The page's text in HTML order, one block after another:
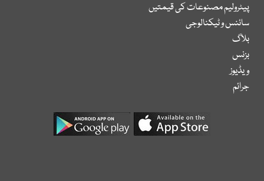
پیٹرولیم مصنوعات کی قیمتیں
سائنس و ٹیکنالوجی
بلاگ
بزنس
ویڈیوز
جرائم